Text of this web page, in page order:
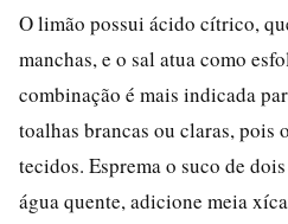
O limão possui ácido cítrico,
manchas, e o sal atua como
combinação é mais indicada
toalhas brancas ou claras, pois
tecidos. Esprema o suco de
água quente, adicione meia